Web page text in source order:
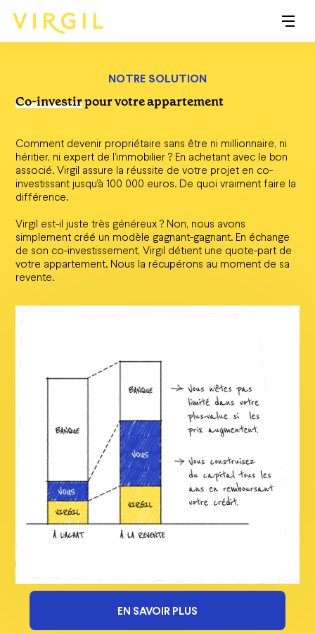
NOTRE SOLUTION
Co-investirpour votre appartement
Comment devenir propriétaire sans être ni millionnaire, ni
héritier, ni expert de l'immobilier ? En achetant avec le bon
associé. Virgil assure la réussite de votre projet en co-
investissant jusqu’à 100 000 euros. De quoi vraiment faire la
différence.
Virgil est-il juste très généreux ? Non, nous avons
simplement créé un modèle gagnant-gagnant. En échange
de son co-investissement, Virgil détient une quote-part de
votre appartement. Nous la récupérons au moment de sa
revente.
EN SAVOIR PLUS